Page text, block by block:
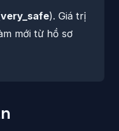
very_safe). Giá trị
mới từ hồ sơ